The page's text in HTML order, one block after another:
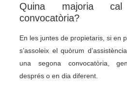
Quina majoria
convocatòria?
En les juntes de propietaris, si en
s’assoleix el quòrum
una segona convocatòria,
després o en dia diferent.